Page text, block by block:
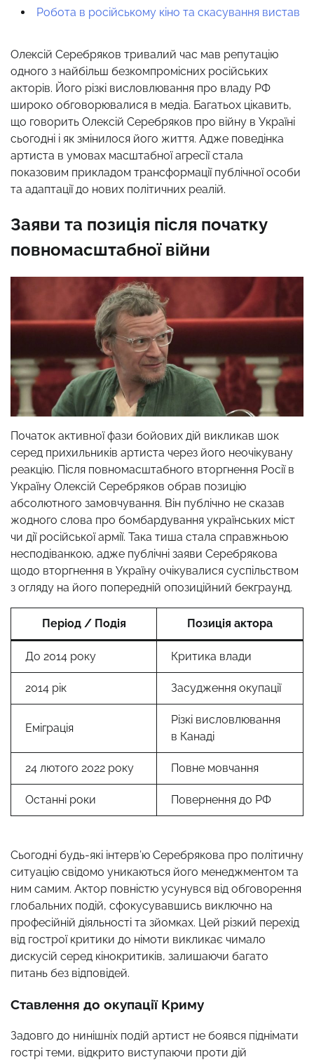
Робота в російському кіно та скасування вистав
Олексій Серебряков тривалий час мав репутацію
одного з найбільш безкомпромісних російських
акторів. Його різкі висловлювання про владу РФ
широко обговорювалися в медіа. Багатьох цікавить,
що говорить Олексій Серебряков про війну в Україні
сьогодні і як змінилося його життя. Адже поведінка
артиста в умовах масштабної агресії стала
показовим прикладом трансформації публічної особи
та адаптації до нових політичних реалій.
Заяви та позиція після початку
повномасштабної війни
Початок активної фази бойових дій викликав шок
серед прихильників артиста через його неочікувану
реакцію. Після повномасштабного вторгнення Росії в
Україну Олексій Серебряков обрав позицію
абсолютного замовчування. Він публічно не сказав
жодного слова про бомбардування українських міст
чи дії російської армії. Така тиша стала справжньою
несподіванкою, адже публічні заяви Серебрякова
щодо вторгнення в Україну очікувалися суспільством
з огляду на його попередній опозиційний бекграунд.
Період / Подія Позиція актора
До 2014 року Критика влади
2014 рік Засудження окупації
Еміграція
Різкі висловлювання
в Канаді
24 лютого 2022 року Повне мовчання
Останні роки Повернення до РФ
Сьогодні будь-які інтерв’ю Серебрякова про політичну
ситуацію свідомо уникаються його менеджментом та
ним самим. Актор повністю усунувся від обговорення
глобальних подій, сфокусувавшись виключно на
професійній діяльності та зйомках. Цей різкий перехід
від гострої критики до німоти викликає чимало
дискусій серед кінокритиків, залишаючи багато
питань без відповідей.
Ставлення до окупації Криму
Задовго до нинішніх подій артист не боявся піднімати
гострі теми, відкрито виступаючи проти дій